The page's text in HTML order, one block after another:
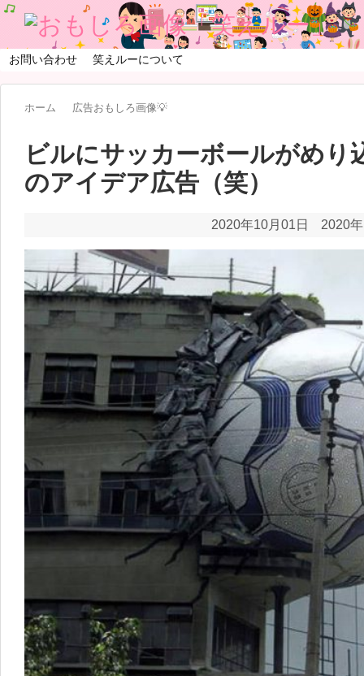
お問い合わせ 笑えルーについて
ホーム 広告おもしろ画像💡
ビルにサッカーボールがめ
のアイデア広告（笑）
2020年10月01日 2020